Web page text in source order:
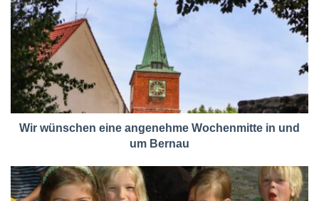
Wir wünschen eine angenehme Wochenmitte in und
um Bernau